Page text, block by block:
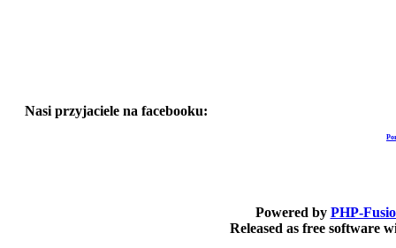
Nasi przyjaciele na facebooku:
Powered by PHP-
Released as free software